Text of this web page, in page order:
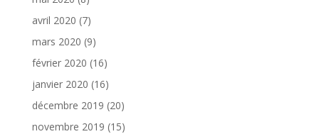
avril 2020 (7)
mars 2020 (9)
février 2020 (16)
janvier 2020 (16)
décembre 2019 (20)
novembre 2019 (15)